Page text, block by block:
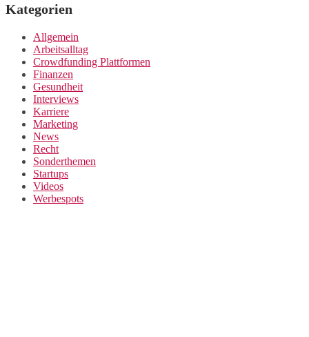
Kategorien
Allgemein
Arbeitsalltag
Crowdfunding Plattformen
Finanzen
Gesundheit
Interviews
Karriere
Marketing
News
Recht
Sonderthemen
Startups
Videos
Werbespots